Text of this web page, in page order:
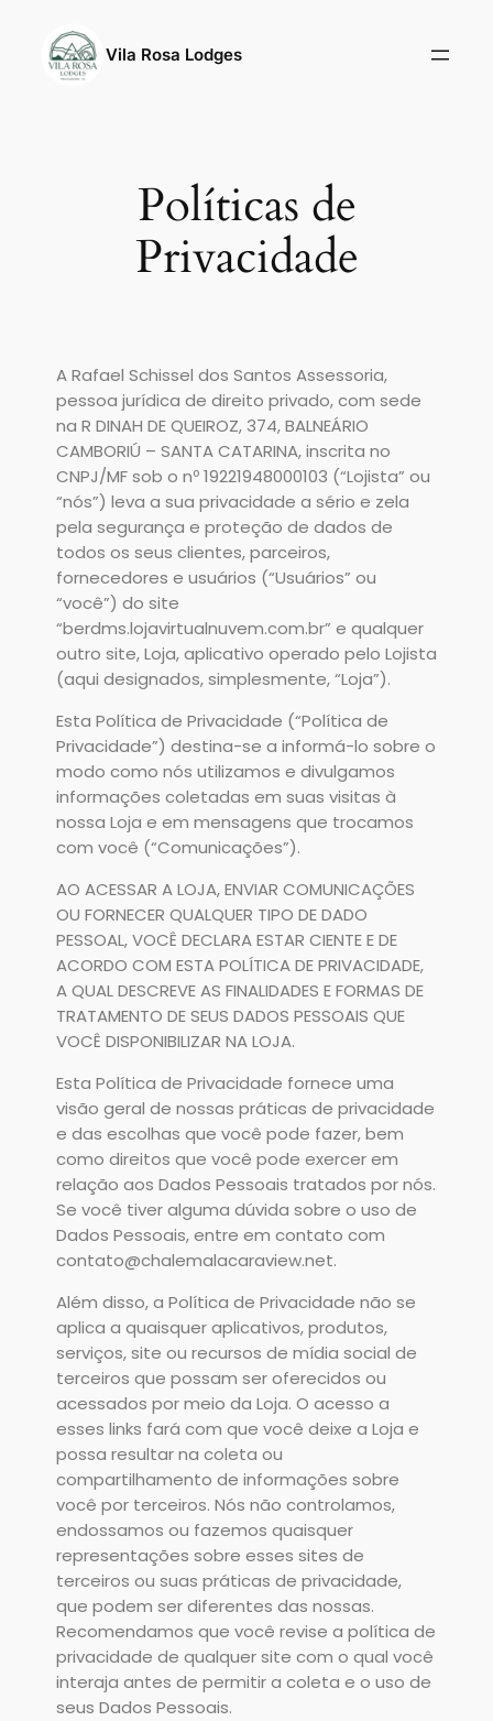
Vila Rosa Lodges
Políticas de
Privacidade
A Rafael Schissel dos Santos Assessoria,
pessoa jurídica de direito privado, com sede
na R DINAH DE QUEIROZ, 374, BALNEÁRIO
CAMBORIÚ – SANTA CATARINA, inscrita no
CNPJ/MF sob o nº 19221948000103 (“Lojista” ou
“nós”) leva a sua privacidade a sério e zela
pela segurança e proteção de dados de
todos os seus clientes, parceiros,
fornecedores e usuários (“Usuários” ou
“você”) do site
“berdms.lojavirtualnuvem.com.br” e qualquer
outro site, Loja, aplicativo operado pelo Lojista
(aqui designados, simplesmente, “Loja”).
Esta Política de Privacidade (“Política de
Privacidade”) destina-se a informá-lo sobre o
modo como nós utilizamos e divulgamos
informações coletadas em suas visitas à
nossa Loja e em mensagens que trocamos
com você (“Comunicações”).
AO ACESSAR A LOJA, ENVIAR COMUNICAÇÕES
OU FORNECER QUALQUER TIPO DE DADO
PESSOAL, VOCÊ DECLARA ESTAR CIENTE E DE
ACORDO COM ESTA POLÍTICA DE PRIVACIDADE,
A QUAL DESCREVE AS FINALIDADES E FORMAS DE
TRATAMENTO DE SEUS DADOS PESSOAIS QUE
VOCÊ DISPONIBILIZAR NA LOJA.
Esta Política de Privacidade fornece uma
visão geral de nossas práticas de privacidade
e das escolhas que você pode fazer, bem
como direitos que você pode exercer em
relação aos Dados Pessoais tratados por nós.
Se você tiver alguma dúvida sobre o uso de
Dados Pessoais, entre em contato com
contato@chalemalacaraview.net.
Além disso, a Política de Privacidade não se
aplica a quaisquer aplicativos, produtos,
serviços, site ou recursos de mídia social de
terceiros que possam ser oferecidos ou
acessados por meio da Loja. O acesso a
esses links fará com que você deixe a Loja e
possa resultar na coleta ou
compartilhamento de informações sobre
você por terceiros. Nós não controlamos,
endossamos ou fazemos quaisquer
representações sobre esses sites de
terceiros ou suas práticas de privacidade,
que podem ser diferentes das nossas.
Recomendamos que você revise a política de
privacidade de qualquer site com o qual você
interaja antes de permitir a coleta e o uso de
seus Dados Pessoais.